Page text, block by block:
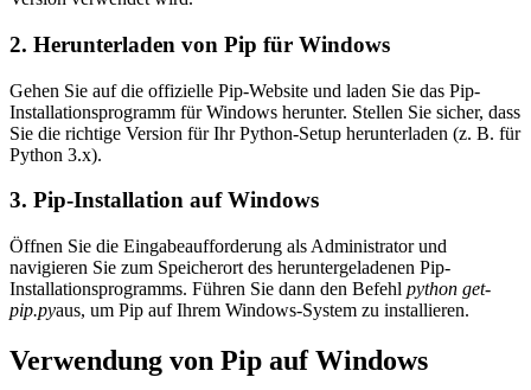
2. Herunterladen von Pip für Windows
Gehen Sie auf die offizielle Pip-Website und laden Sie das Pip-
Installationsprogramm für Windows herunter. Stellen Sie sicher, dass
Sie die richtige Version für Ihr Python-Setup herunterladen (z. B. für
Python 3.x).
3. Pip-Installation auf Windows
Öffnen Sie die Eingabeaufforderung als Administrator und
navigieren Sie zum Speicherort des heruntergeladenen Pip-
Installationsprogramms. Führen Sie dann den Befehl python get-
pip.pyaus, um Pip auf Ihrem Windows-System zu installieren.
Verwendung von Pip auf Windows